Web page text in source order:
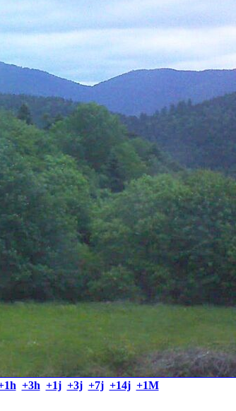
+3h +1j +3j +7j +14j +1M